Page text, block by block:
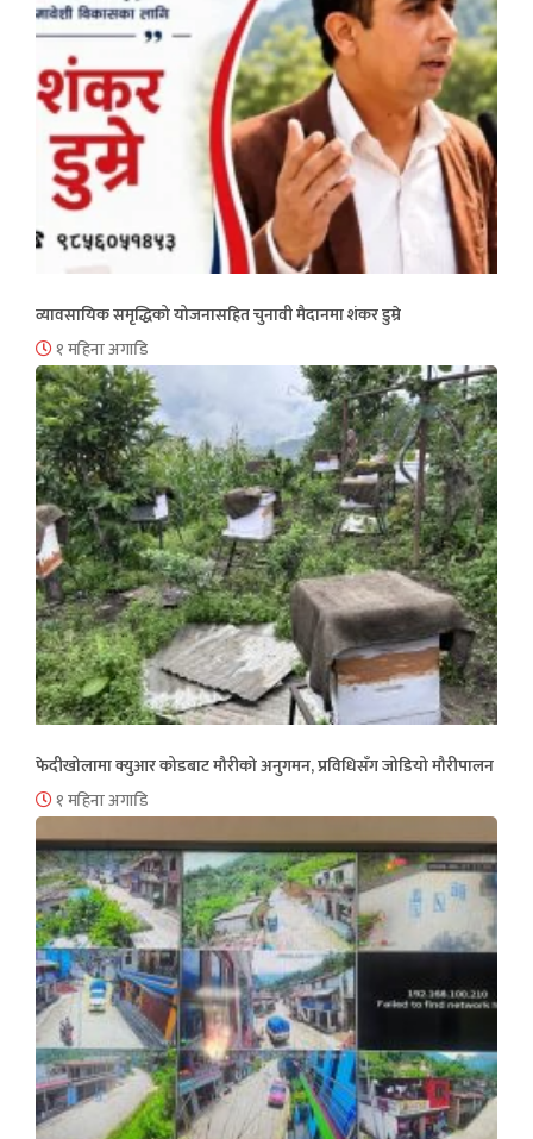
व्यावसायिक समृद्धिको योजनासहित चुनावी मैदानमा शंकर डुम्रे
१ महिना अगाडि
फेदीखोलामा क्युआर कोडबाट मौरीको अनुगमन, प्रविधिसँग जोडियो मौरीपालन
१ महिना अगाडि